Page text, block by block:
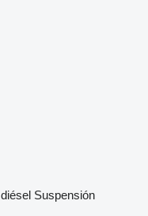
diésel Suspensión